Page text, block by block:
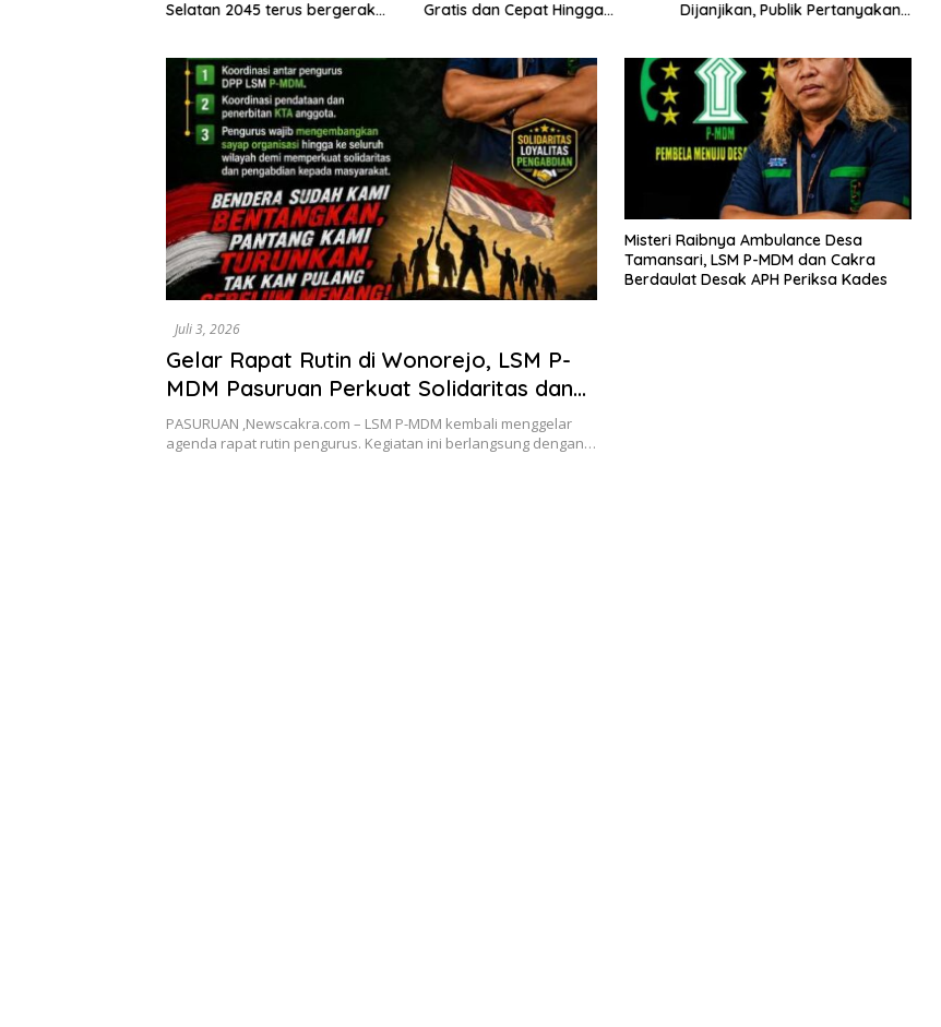
Selatan 2045 terus bergerak
SPEKTANI
Gratis dan Cepat Hingga
Dijanjikan, Publik Pertanyakan
Juli 3, 2026
Gelar Rapat Rutin di Wonorejo, LSM P-
MDM Pasuruan Perkuat Solidaritas dan
Evaluasi Organisasi
PASURUAN ,Newscakra.com – LSM P-MDM kembali menggelar
agenda rapat rutin pengurus. Kegiatan ini berlangsung dengan…
Misteri Raibnya Ambulance Desa
Tamansari, LSM P-MDM dan Cakra
Berdaulat Desak APH Periksa Kades